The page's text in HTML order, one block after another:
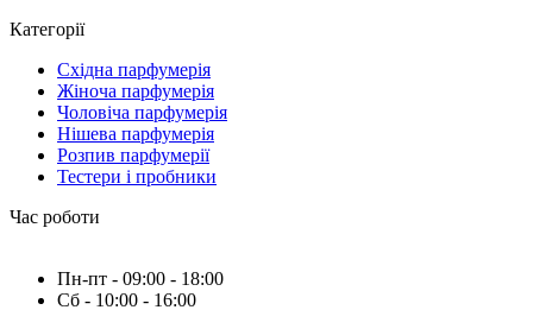
Категорії
Східна парфумерія
Жіноча парфумерія
Чоловіча парфумерія
Нішева парфумерія
Розпив парфумерії
Тестери і пробники
Час роботи
Пн-пт - 09:00 - 18:00
Сб - 10:00 - 16:00